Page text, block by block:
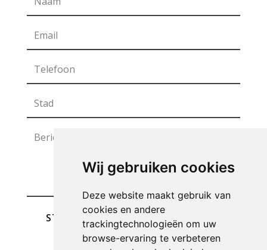
Wij gebruiken cookies
Deze website maakt gebruik van
cookies en andere
trackingtechnologieën om uw
browse-ervaring te verbeteren
STUREN